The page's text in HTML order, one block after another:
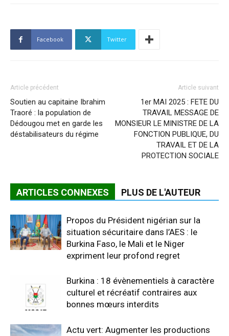
Facebook Twitter
Article précédent
Soutien au capitaine Ibrahim
Traoré : la population de
Dédougou met en garde les
déstabilisateurs du régime
Article suivant
1er MAI 2025 : FETE DU
TRAVAIL MESSAGE DE
MONSIEUR LE MINISTRE DE LA
FONCTION PUBLIQUE, DU
TRAVAIL ET DE LA
PROTECTION SOCIALE
ARTICLES CONNEXES PLUS DE L'AUTEUR
Propos du Président nigérian sur la
situation sécuritaire dans l’AES : le
Burkina Faso, le Mali et le Niger
expriment leur profond regret
Burkina : 18 évènementiels à caractère
culturel et récréatif contraires aux
bonnes mœurs interdits
Actu vert: Augmenter les productions